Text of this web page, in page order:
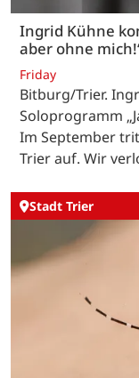
Ingrid Kühne
aber ohne
Friday
Bitburg/Trier.
Soloprogramm
Im September
Trier auf. Wir
Stadt Trier